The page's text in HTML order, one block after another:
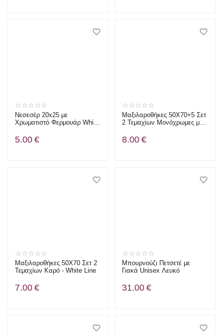
Νεσεσέρ 20x25 με
Χρωματιστό Φερμουάρ White
5.00 €
Μαξιλαροθήκες 50X70+5 Σετ
2 Τεμαχίων Μονόχρωμες με
8.00 €
Μαξιλαροθήκες 50X70 Σετ 2
Τεμαχίων Καρό - White Line
7.00 €
Μπουρνούζι Πετσετέ με
Γιακά Unisex Λευκό
31.00 €